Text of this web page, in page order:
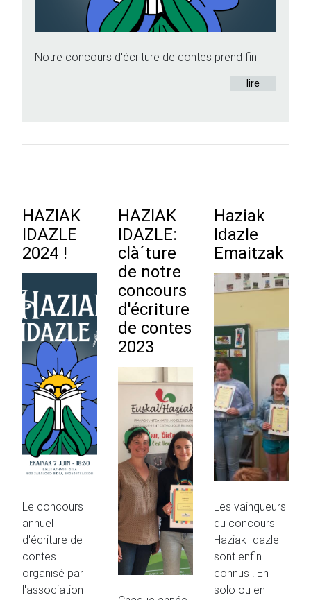
Notre concours d'écriture de contes prend fin
lire
HAZIAK
IDAZLE
2024 !
Le concours
annuel
d'écriture de
contes
organisé par
l'association
HAZIAK
IDAZLE:
clà´ture
de notre
concours
d'écriture
de contes
2023
Haziak
Idazle
Emaitzak
Les vainqueurs
du concours
Haziak Idazle
sont enfin
connus ! En
solo ou en